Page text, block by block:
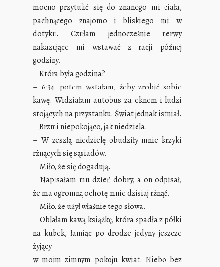
mocno przytulić się do znanego mi ciała,
pachnącego znajomo i bliskiego mi w
dotyku. Czułam jednocześnie nerwy
nakazujące mi wstawać z racji późnej
godziny.
– Która była godzina?
– 6:34. potem wstałam, żeby zrobić sobie
kawę. Widziałam autobus za oknem i ludzi
stojących na przystanku. Świat jednak istniał.
– Brzmi niepokojąco, jak niedziela.
– W zeszłą niedzielę obudziły mnie krzyki
rżnących się sąsiadów.
– Miło, że się dogadują.
– Napisałam mu dzień dobry, a on odpisał,
że ma ogromną ochotę mnie dzisiaj rżnąć.
– Miło, że użył właśnie tego słowa.
– Oblałam kawą książkę, która spadła z półki
na kubek, łamiąc po drodze jedyny jeszcze
żyjący
w moim zimnym pokoju kwiat. Niebo bez